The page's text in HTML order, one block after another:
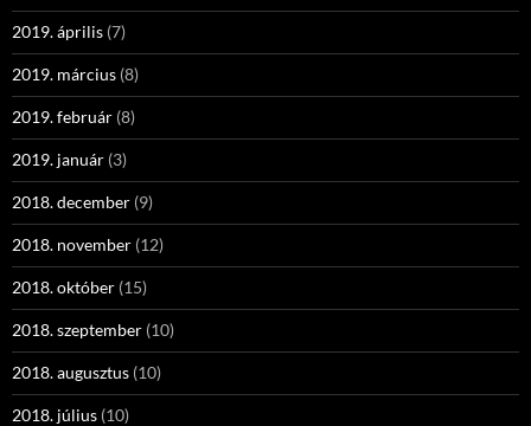
2019. április (7)
2019. március (8)
2019. február (8)
2019. január (3)
2018. december (9)
2018. november (12)
2018. október (15)
2018. szeptember (10)
2018. augusztus (10)
2018. július (10)